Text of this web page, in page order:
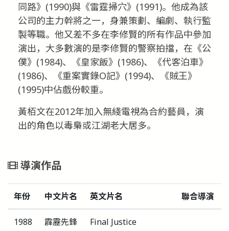
同路》(1990)與《雷霆掃穴》(1991)。他成為該
公司的主力幹將之一，身兼策劃、編劇、執行監
製等職。他又差不多在李修賢的所有作品中參加
演出，大多數演的是李修賢的警察拍擋，在《公
僕》(1984)、《皇家飯》(1986)、《代客泊車》
(1986)、《重案實錄O記》(1994)、《賊王》
(1995)中佔戲份較重。
黃栢文在2012年加入無綫電視為合約藝員，演
出的角色以毒梟或江湖老大居多。
導演作品
年份 中文片名 英文片名 聯合導演
1988 霹靂先鋒 Final Justice